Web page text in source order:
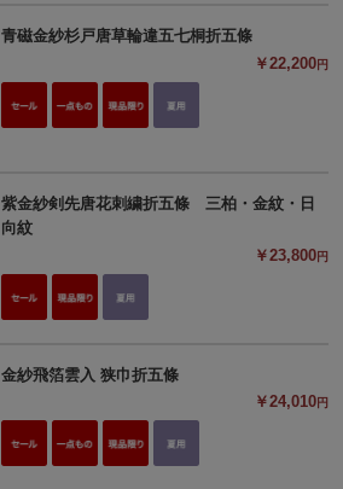
青磁金紗杉戸唐草輪違五七桐折五條
￥22,200円
紫金紗剣先唐花刺繍折五條 三柏・金紋・日
向紋
￥23,800円
金紗飛箔雲入 狭巾折五條
￥24,010円